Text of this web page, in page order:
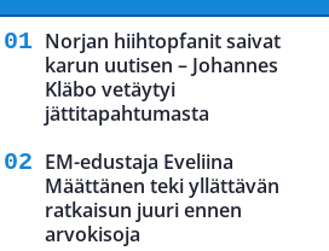
Norjan hiihtopfanit saivat
karun uutisen – Johannes
Kläbo vetäytyi
jättitapahtumasta
EM-edustaja Eveliina
Määttänen teki yllättävän
ratkaisun juuri ennen
arvokisoja